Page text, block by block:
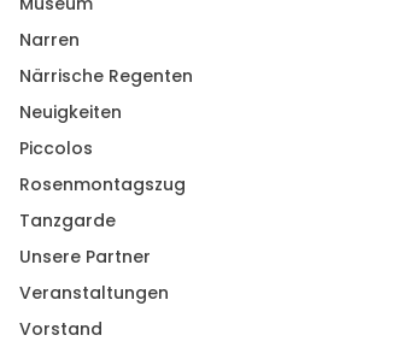
Narren
Närrische Regenten
Neuigkeiten
Piccolos
Rosenmontagszug
Tanzgarde
Unsere Partner
Veranstaltungen
Vorstand